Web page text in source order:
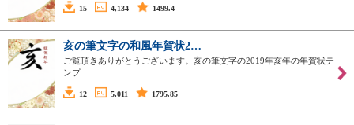
15 4,134 1499.4
亥の筆文字の和風年賀状2…
ご覧頂きありがとうございます。亥の筆文字の2019年亥年の年賀状テ
ンプ…
12 5,011 1795.85